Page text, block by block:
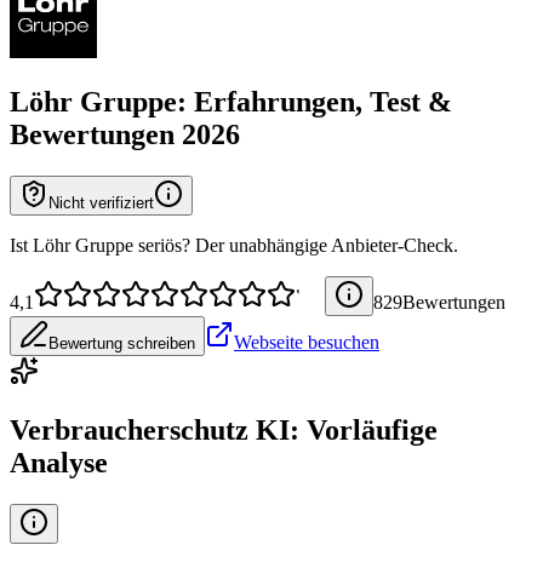
Löhr Gruppe: Erfahrungen, Test &
Bewertungen 2026
Nicht verifiziert
Ist Löhr Gruppe seriös? Der unabhängige Anbieter-Check.
4,1 829Bewertungen
Bewertung schreiben Webseite besuchen
Verbraucherschutz KI: Vorläufige
Analyse